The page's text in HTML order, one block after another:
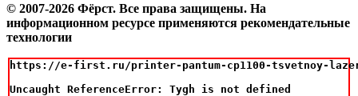
© 2007-2026 Фёрст. Все права защищены. На
информационном ресурсе применяются рекомендательные
технологии
https://e-first.ru/printer-pantum-cp1100-tsvetnoy-
Uncaught ReferenceError: Tygh is not defined